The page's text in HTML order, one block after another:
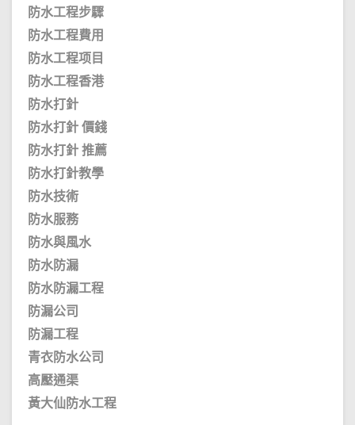
防水工程步驟
防水工程費用
防水工程项目
防水工程香港
防水打針
防水打針 價錢
防水打針 推薦
防水打針教學
防水技術
防水服務
防水與風水
防水防漏
防水防漏工程
防漏公司
防漏工程
青衣防水公司
高壓通渠
黃大仙防水工程